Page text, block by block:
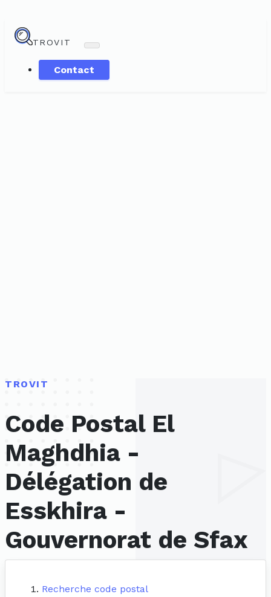
TROVIT
Contact
TROVIT
Code Postal El
Maghdhia -
Délégation de
Esskhira -
Gouvernorat de Sfax
Recherche code postal